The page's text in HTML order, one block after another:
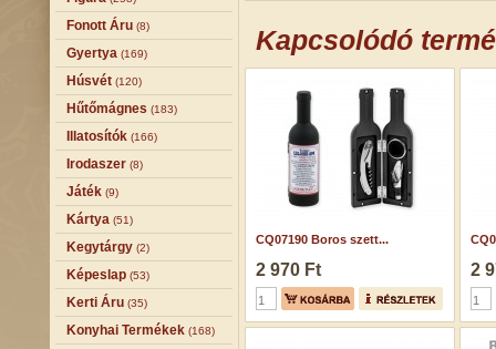
Fonott Áru (8)
Gyertya (169)
Húsvét (120)
Hűtőmágnes (183)
Illatosítók (166)
Irodaszer (8)
Játék (9)
Kártya (51)
Kegytárgy (2)
Képeslap (53)
Kerti Áru (35)
Konyhai Termékek (168)
Kapcsolódó
CQ07190 Boros szett...
2 970 Ft 2